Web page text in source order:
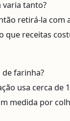
varia tanto?
retirá-la com
que receitas
farinha?
usa cerca de
medida por